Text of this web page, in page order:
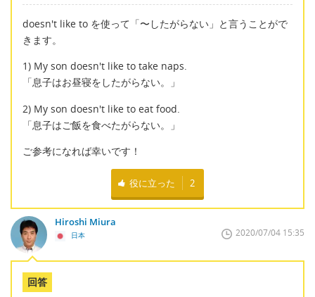
doesn't like to を使って「〜したがらない」と言うことがで
きます。
1) My son doesn't like to take naps.
「息子はお昼寝をしたがらない。」
2) My son doesn't like to eat food.
「息子はご飯を食べたがらない。」
ご参考になれば幸いです！
役に立った 2
Hiroshi Miura
日本 2020/07/04 15:35
回答